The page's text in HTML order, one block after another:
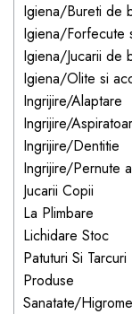
Termometre
Căști
dopuri de
Produse
Igiena copii
Igiena/Bureti de
Igiena/Forfecute
Igiena/Jucarii de
Igiena/Olite si
Ingrijire/Alaptare
Ingrijire/
Ingrijire/Dentitie
Ingrijire/Pernute
Jucarii Copii
La Plimbare
Lichidare Stoc
Patuturi Si Tarcuri
Produse
Sanatate/